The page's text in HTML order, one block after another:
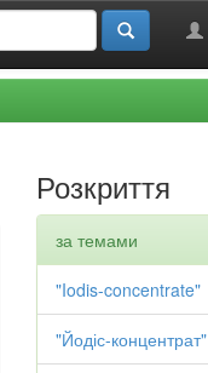
Розкриття
за темами
"Iodis-concentrate"
"Йодіс-концентрат"